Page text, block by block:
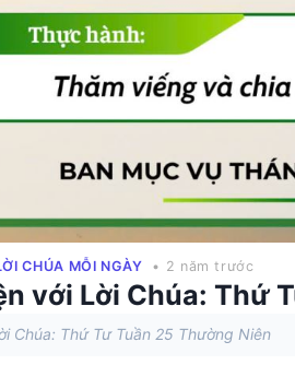
CHÚA MỖI NGÀY • 2 năm trước
với Lời Chúa: Thứ
Chúa: Thứ Tư Tuần 25 Thường Niên